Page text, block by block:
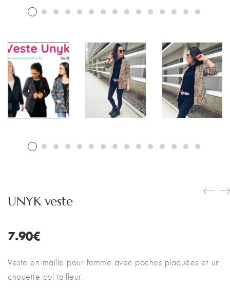
UNYK veste
7.90€
Veste en maille pour femme avec poches plaquées et un
chouette col tailleur.